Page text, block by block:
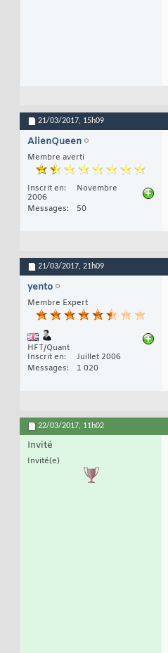
21/03/2017, 15h09
AlienQueen
Membre averti
Inscrit en
Novembre
2006
Messages
50
21/03/2017, 21h09
yento
Membre Expert
HFT/Quant
Inscrit en
Juillet 2006
Messages
1 020
22/03/2017, 11h02
Invité
Invité(e)